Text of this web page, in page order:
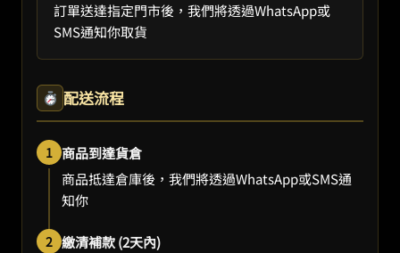
訂單送達指定門市後，我們將透過WhatsApp或
SMS通知你取貨
配送流程
1 商品到達貨倉
商品抵達倉庫後，我們將透過WhatsApp或SMS通
知你
2 繳清補款 (2天內)